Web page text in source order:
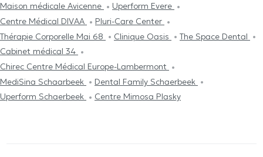
Maison médicale Avicenne
Uperform Evere
Centre Médical DIVAA
Pluri-Care Center
Thérapie Corporelle Mai 68
Clinique Oasis
The Space Dental
Cabinet médical 34
Chirec Centre Médical Europe-Lambermont
MediSina Schaarbeek
Dental Family Schaerbeek
Uperform Schaerbeek
Centre Mimosa Plasky